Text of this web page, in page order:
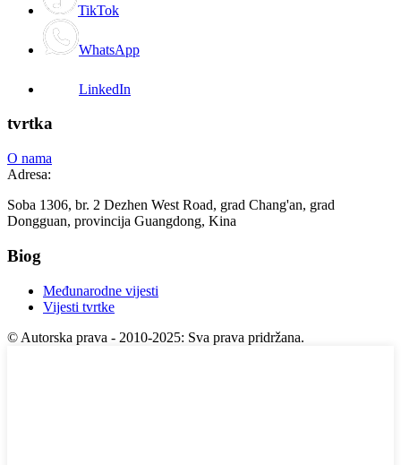
TikTok
WhatsApp
LinkedIn
tvrtka
O nama
Adresa:
Soba 1306, br. 2 Dezhen West Road, grad Chang'an, grad
Dongguan, provincija Guangdong, Kina
Biog
Međunarodne vijesti
Vijesti tvrtke
© Autorska prava - 2010-2025: Sva prava pridržana.